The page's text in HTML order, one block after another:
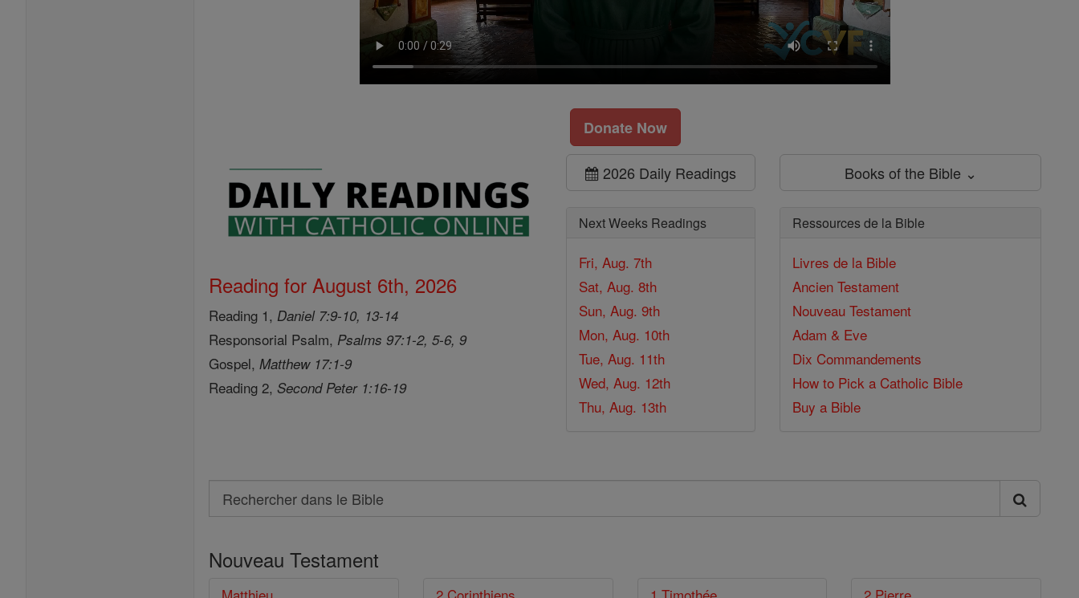
Donate Now
Reading for August 6th, 2026
Reading 1, Daniel 7:9-10, 13-14
Responsorial Psalm, Psalms 97:1-2, 5-6, 9
Gospel,Matthew 17:1-9
Reading 2,Second Peter 1:16-19
2026 Daily Readings
Next Weeks Readings
Fri, Aug. 7th
Sat, Aug. 8th
Sun, Aug. 9th
Mon, Aug. 10th
Tue, Aug. 11th
Wed, Aug. 12th
Thu, Aug. 13th
Books of the Bible ⌄
Ressources de la Bible
Livres de la Bible
Ancien Testament
Nouveau Testament
Adam & Eve
Dix Commandements
How to Pick a Catholic Bible
Buy a Bible
Search
Rechercher
le
Bible
Nouveau Testament